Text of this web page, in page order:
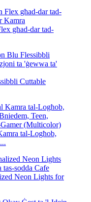
għad-dar tad-
Cuttable
tal-Logħob,
Neon Lights for